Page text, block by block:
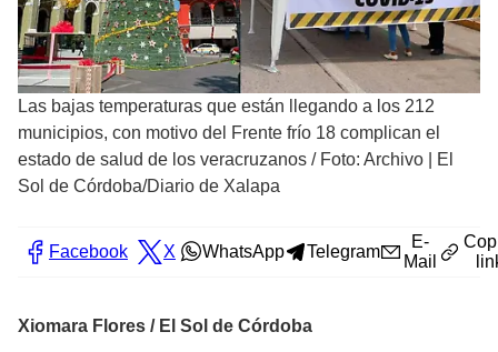
Las bajas temperaturas que están llegando a los 212
municipios, con motivo del Frente frío 18 complican el
estado de salud de los veracruzanos / Foto: Archivo | El
Sol de Córdoba/Diario de Xalapa
Facebook X WhatsApp Telegram
E-
Mail
Xiomara Flores / El Sol de Córdoba